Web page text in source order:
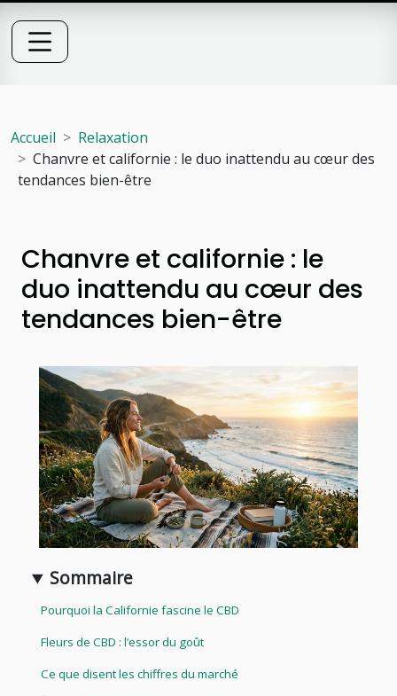
Accueil
Relaxation
Chanvre et californie : le duo inattendu au cœur des
tendances bien-être
Chanvre et californie : le
duo inattendu au cœur des
tendances bien-être
Sommaire
Pourquoi la Californie fascine le CBD
Fleurs de CBD : l’essor du goût
Ce que disent les chiffres du marché